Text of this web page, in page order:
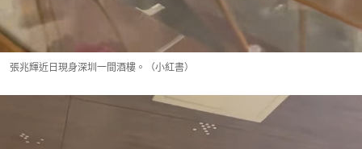
張兆輝近日現身深圳一間酒樓。（小紅書）